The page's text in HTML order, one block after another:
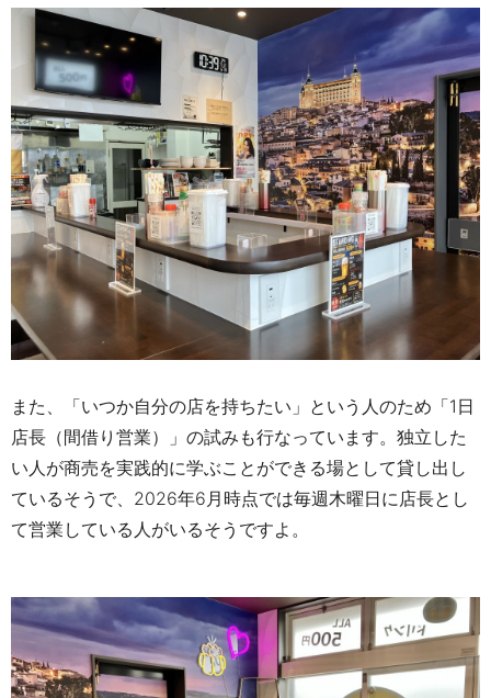
また、「いつか自分の店を持ちたい」という人のため「1日
店長（間借り営業）」の試みも行なっています。独立した
い人が商売を実践的に学ぶことができる場として貸し出し
ているそうで、 2026年6月時点では毎週木曜日に店長とし
て営業している人がいるそうですよ。